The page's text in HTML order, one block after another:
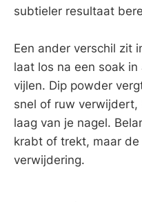
subtieler resultaat
Een ander verschil zit
laat los na een soak
vijlen. Dip powder
snel of ruw
laag van je nagel.
krabt of trekt, maar
verwijdering.